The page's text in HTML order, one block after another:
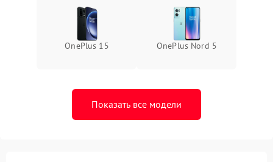
OnePlus 15 OnePlus Nord 5
Показать все модели